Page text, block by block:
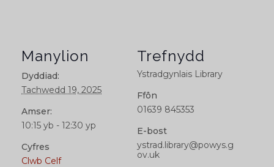
Manylion
Dyddiad:
Tachwedd 19, 2025
Amser:
10:15 yb - 12:30 yp
Cyfres
Clwb Celf
Trefnydd
Ystradgynlais Library
Ffôn
01639 845353
E-bost
ystrad.library@powys.g
ov.uk